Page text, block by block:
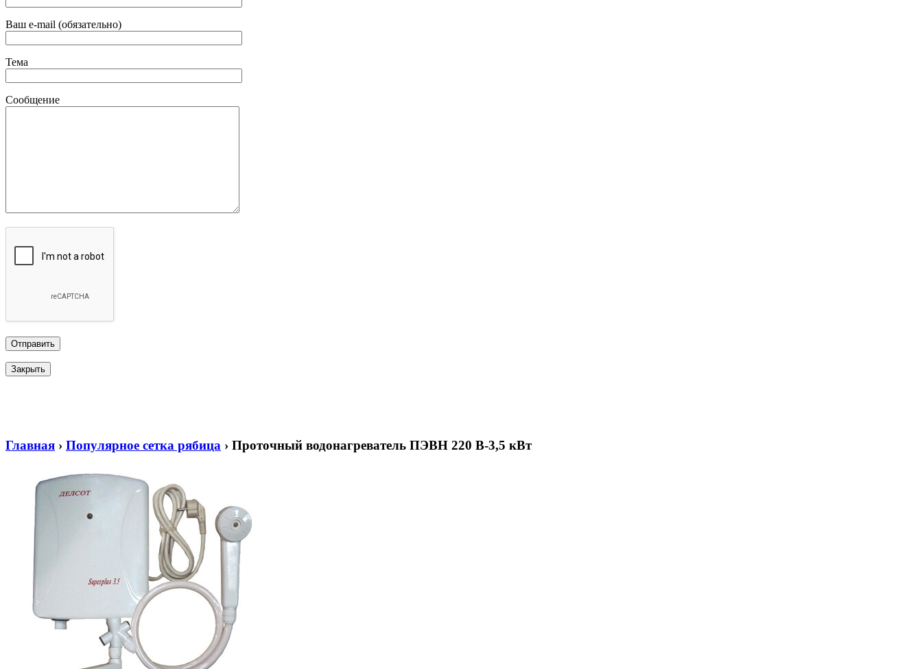
Ваш e-mail (обязательно)
Тема
Сообщение
Закрыть
Главная › Популярное сетка рябица › Проточный водонагреватель ПЭВН 220 В-3,5 кВт